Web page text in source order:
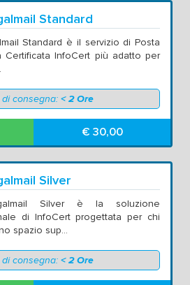
Standard
Standard è il servizio di Posta
Certificata InfoCert più adatto per
di consegna: < 2 Ore
€ 30,00
Silver
Silver è la soluzione
di InfoCert progettata per chi
spazio sup...
di consegna: < 2 Ore